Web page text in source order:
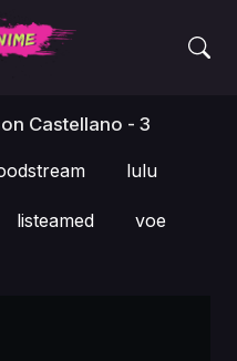
Castellano - 3
lulu
listeamed voe